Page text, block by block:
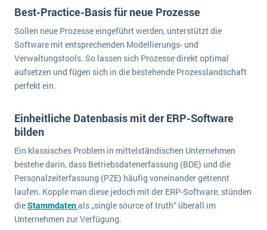
Best-Practice-Basis für neue Prozesse
Sollen neue Prozesse eingeführt werden, unterstützt die
Software mit entsprechenden Modellierungs- und
Verwaltungstools. So lassen sich Prozesse direkt optimal
aufsetzen und fügen sich in die bestehende Prozesslandschaft
perfekt ein.
Einheitliche Datenbasis mit der ERP-Software
bilden
Ein klassisches Problem in mittelständischen Unternehmen
bestehe darin, dass Betriebsdatenerfassung (BDE) und die
Personalzeiterfassung (PZE) häufig voneinander getrennt
laufen. Kopple man diese jedoch mit der ERP-Software, stünden
dieStammdatenals „single source of truth“ überall im
Unternehmen zur Verfügung.